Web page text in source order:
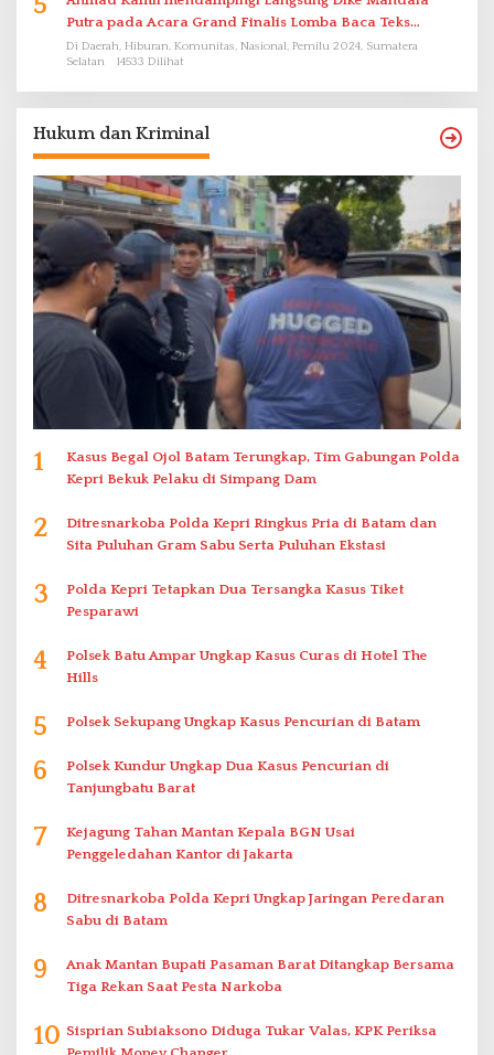
Putra pada Acara Grand Finalis Lomba Baca Teks
Proklamasi Mirip Bung Karno di Bali
Di Daerah, Hiburan, Komunitas, Nasional, Pemilu 2024, Sumatera
Selatan
14533 Dilihat
Hukum dan Kriminal
1
Kasus Begal Ojol Batam Terungkap, Tim Gabungan Polda
Kepri Bekuk Pelaku di Simpang Dam
2
Ditresnarkoba Polda Kepri Ringkus Pria di Batam dan
Sita Puluhan Gram Sabu Serta Puluhan Ekstasi
3
Polda Kepri Tetapkan Dua Tersangka Kasus Tiket
Pesparawi
4
Polsek Batu Ampar Ungkap Kasus Curas di Hotel The
Hills
5 Polsek Sekupang Ungkap Kasus Pencurian di Batam
6
Polsek Kundur Ungkap Dua Kasus Pencurian di
Tanjungbatu Barat
7
Kejagung Tahan Mantan Kepala BGN Usai
Penggeledahan Kantor di Jakarta
8
Ditresnarkoba Polda Kepri Ungkap Jaringan Peredaran
Sabu di Batam
9
Anak Mantan Bupati Pasaman Barat Ditangkap Bersama
Tiga Rekan Saat Pesta Narkoba
10 Sisprian Subiaksono Diduga Tukar Valas, KPK Periksa